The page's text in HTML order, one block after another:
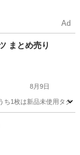
Ad
まとめ売り
8月9日
1枚は新品未使用タグ